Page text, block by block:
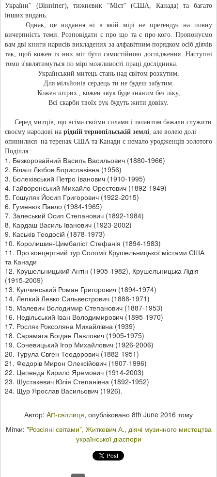
України" (Вінніпег), тижневик "Міст" (США, Канада) та багато
інших видань.
Однак, це видання ні в якій мірі не претендує на повну
вичерпність теми. Розповідати є про що та є про кого. Пропонуємо
вам дві книги нарисів викладених за алфавітним порядком осіб діячів
так, щоб кожен із них міг бути самостійною дослідження. Наступні
томи з'являтимуться по мірі можливості праці дослідника.
Український митець стань над світом розкутим,
Для мільйонів сердець ти не будеш забутим.
Кожен штрих , кожен звук буде знаним без ліку,
Всі скарби твоїх рук будуть жити довіку.
Серед митців, що всіма своїми силами і талантом бажали служити
своєму народові на рідній тернопільській землі, але волею долі
опинилися на теренах США та Канади є немало уродженців золотого
Поділля :
1. Безкоровайний Василь Васильович (1880-1966)
2. Білаш Любов Бориславівна (1956)
3. Болехівський Петро Іванович (1910-1995)
4. Гайворонський Михайло Орестович (1892-1949)
5. Гошуляк Йосип Григорович (1922-2015)
6. Гуменюк Павло (1984-1965)
7. Залеський Осип Степанович (1892-1984)
8. Кардаш Василь Іванович (1923-2002)
9. Каськів Теодосій (1878-1973)
10. Королишин-Цимбаліст Стефанія (1894-1983)
11. Про концертний тур Соломії Крушельницької містами США
та Канади
12. Крушельницький Антін (1905-1982), Крушельницька Лідія
(1915-2009)
13. Купчинський Роман Григорович (1894-1974)
14. Лепкий Левко Сильвестрович (1888-1971)
15. Малевич Володимир Степанович (1887-1953)
16. Недільський Іван Володимирович (1895-1970)
17. Росляк Роксоляна Михайлівна (1939)
18. Сарамага Богдан Павлович (1905-1975)
19. Соневицький Ігор Михайлович (1926-2006)
20. Турула Євген Теодорович (1882-1951)
21. Федорів Мирон Олексійович (1907-1996)
22. Цепенда Кирило Яремович (1914-2003)
23. Шустакевич Юлія Степанівна (1892-1952)
24. Щур Ярослав Васильович (1926).
Автор: Art-світлиця, опубліковано 8th June 2016 тому
Мітки: "Розсіяні світами" Житкевич А. діячі музичного мистецтва
української діаспори